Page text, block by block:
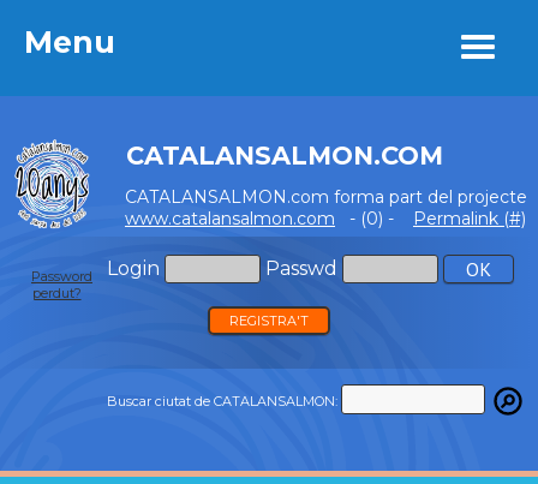
Menu
CATALANSALMON.COM
CATALANSALMON.com forma part del projecte
www.catalansalmon.com - (0) - Permalink (#)
Login Passwd
Password
perdut?
REGISTRA'T
Buscar ciutat de CATALANSALMON:
Menu